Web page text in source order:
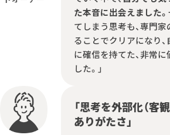
た本音に出会えました。
てしまう思考も、専門
ることでクリアになり
に確信を持てた、非常
した。」
「思考を外部化（客
ありがたさ」